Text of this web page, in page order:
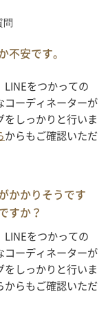
問
不安です。
をつかっての
コーディネーターが
しっかりと行いま
からもご確認いただ
かかりそうです
すか？
をつかっての
コーディネーターが
しっかりと行いま
からもご確認いただ